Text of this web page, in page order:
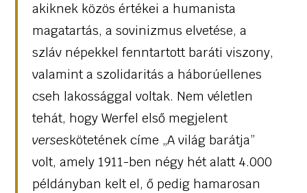
akiknek közös értékei a humanista
magatartás, a sovinizmus elvetése, a
szláv népekkel fenntartott baráti viszony,
valamint a szolidaritás a háborúellenes
cseh lakossággal voltak. Nem véletlen
tehát, hogy Werfel első megjelent
verseskötetének címe „A világ barátja”
volt, amely 1911-ben négy hét alatt 4.000
példányban kelt el, ő pedig hamarosan